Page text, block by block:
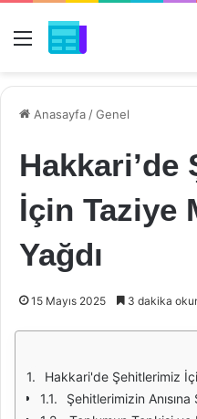
Menü
Anasayfa /Genel
İçin Taziye
Yağdı
15 Mayıs 2025 3 dakika
Hakkari'de Şehitlerimiz
Şehitlerimizin Anısına